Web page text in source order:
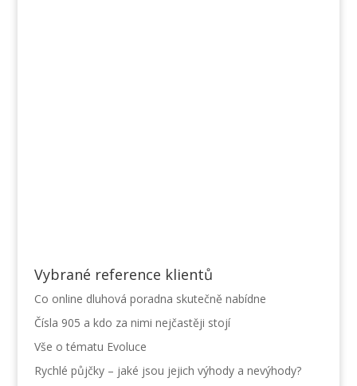
Vybrané reference klientů
Co online dluhová poradna skutečně nabídne
Čísla 905 a kdo za nimi nejčastěji stojí
Vše o tématu Evoluce
Rychlé půjčky – jaké jsou jejich výhody a nevýhody?